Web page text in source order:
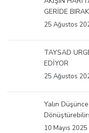
GERİDE
25 Ağustos
TAYSAD
EDİYOR
25 Ağustos
Yalın
10 Mayıs 2025